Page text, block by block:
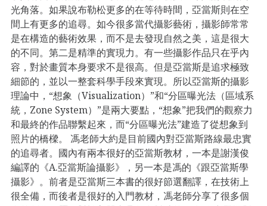
光角落。如果說布勒松更多的在等待時間，亞當斯則在空
間上有更多的追尋。如今很多當代攝影藝術，攝影師常常
是在構造的藝術效果，而不是去發現自然之美，這是很大
的不同。第二是精準的實現力。有一些攝影作品只在乎內
容，對於畫質本身要求不是很高。但是亞當斯是追求極致
細節的，並以一整套科學手段來實現。所以亞當斯的攝影
理論中，“想象（Visualization）”和“分區曝光法（區域系
統，Zone System）”是兩大要點，“想象”把我們的觀察力
和最終的作品聯繫起來，而“分區曝光法”建造了從想象到
照片的橋樑。 馮老師大約是目前國內對亞當斯路線最忠實
的追尋者。國內有兩本很好的亞當斯教材，一本是謝漢俊
編譯的《A.亞當斯論攝影》，另一本是馮的《跟亞當斯學
攝影》。前者是亞當斯三本書的很好節選翻譯，在技術上
很全備，而後者是很好的入門教材，馮老師分享了很多個